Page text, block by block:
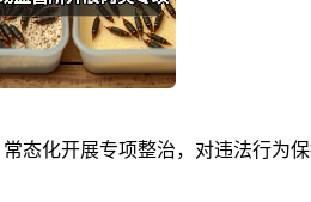
化开展专项整治，对违法行为保